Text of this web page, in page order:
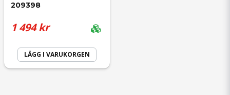
209398
1 494 kr
LÄGG I VARUKORGEN